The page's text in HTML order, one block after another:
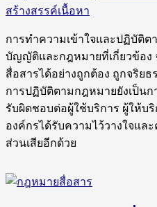
สร้างสรรค์เนื้อหา
การทำความเข้าใจและปฏิบัติ
บัญญัติและกฎหมายที่เกี่ยวข้อง
สื่อสารได้อย่างถูกต้อง ถูกจริย
การปฏิบัติตามกฎหมายยังเป็น
รับผิดชอบต่อผู้ใช้บริการ ผู้ให้บ
องค์กรได้รับความไว้วางใจแล
ส่วนเสียอีกด้วย